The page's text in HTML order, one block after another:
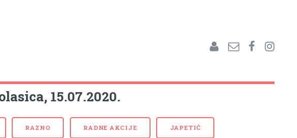
15.07.2020.
RAZNO RADNE AKCIJE JAPETIĆ